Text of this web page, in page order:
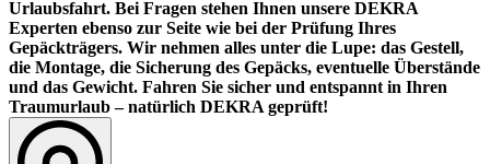
Fahrzeug und Ladung dürfen zusammen nicht breiter als
mund nicht höher als4 msein
Schmale und schlecht sichtbare Gegenstände dürfen
grundsätzlich nicht überstehen
Nach hinten muss ein Ladungsüberstand über einen Meter
durch zusätzliche
hellrote Fahne
Urlaubsfahrt. Bei Fragen stehen Ihnen unsere DEKRA
Experten ebenso zur Seite wie bei der Prüfung Ihres
Gepäckträgers. Wir nehmen alles unter die Lupe: das Gestell,
die Montage, die Sicherung des Gepäcks, eventuelle Überstände
und das Gewicht. Fahren Sie sicher und entspannt in Ihren
Traumurlaub – natürlich DEKRA geprüft!